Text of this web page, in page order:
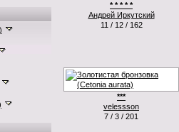
* * * * *
Андрей Иркутский
11 / 12 / 162
***
velessson
7 / 3 / 201